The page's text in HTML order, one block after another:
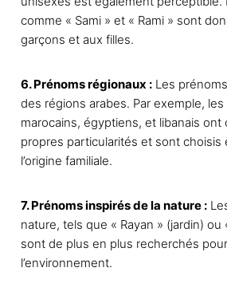
p
e
e
n
t
ê
e
c
h
comme « Sami » et « Rami » sont
garçons et aux filles.
6. Prénoms régionaux : Les
des régions arabes. Par exemple,
marocains, égyptiens, et libanais ont
propres particularités et sont choisis
l’origine familiale.
7. Prénoms inspirés de la nature :
nature, tels que « Rayan » (jardin) ou
sont de plus en plus recherchés
l’environnement.